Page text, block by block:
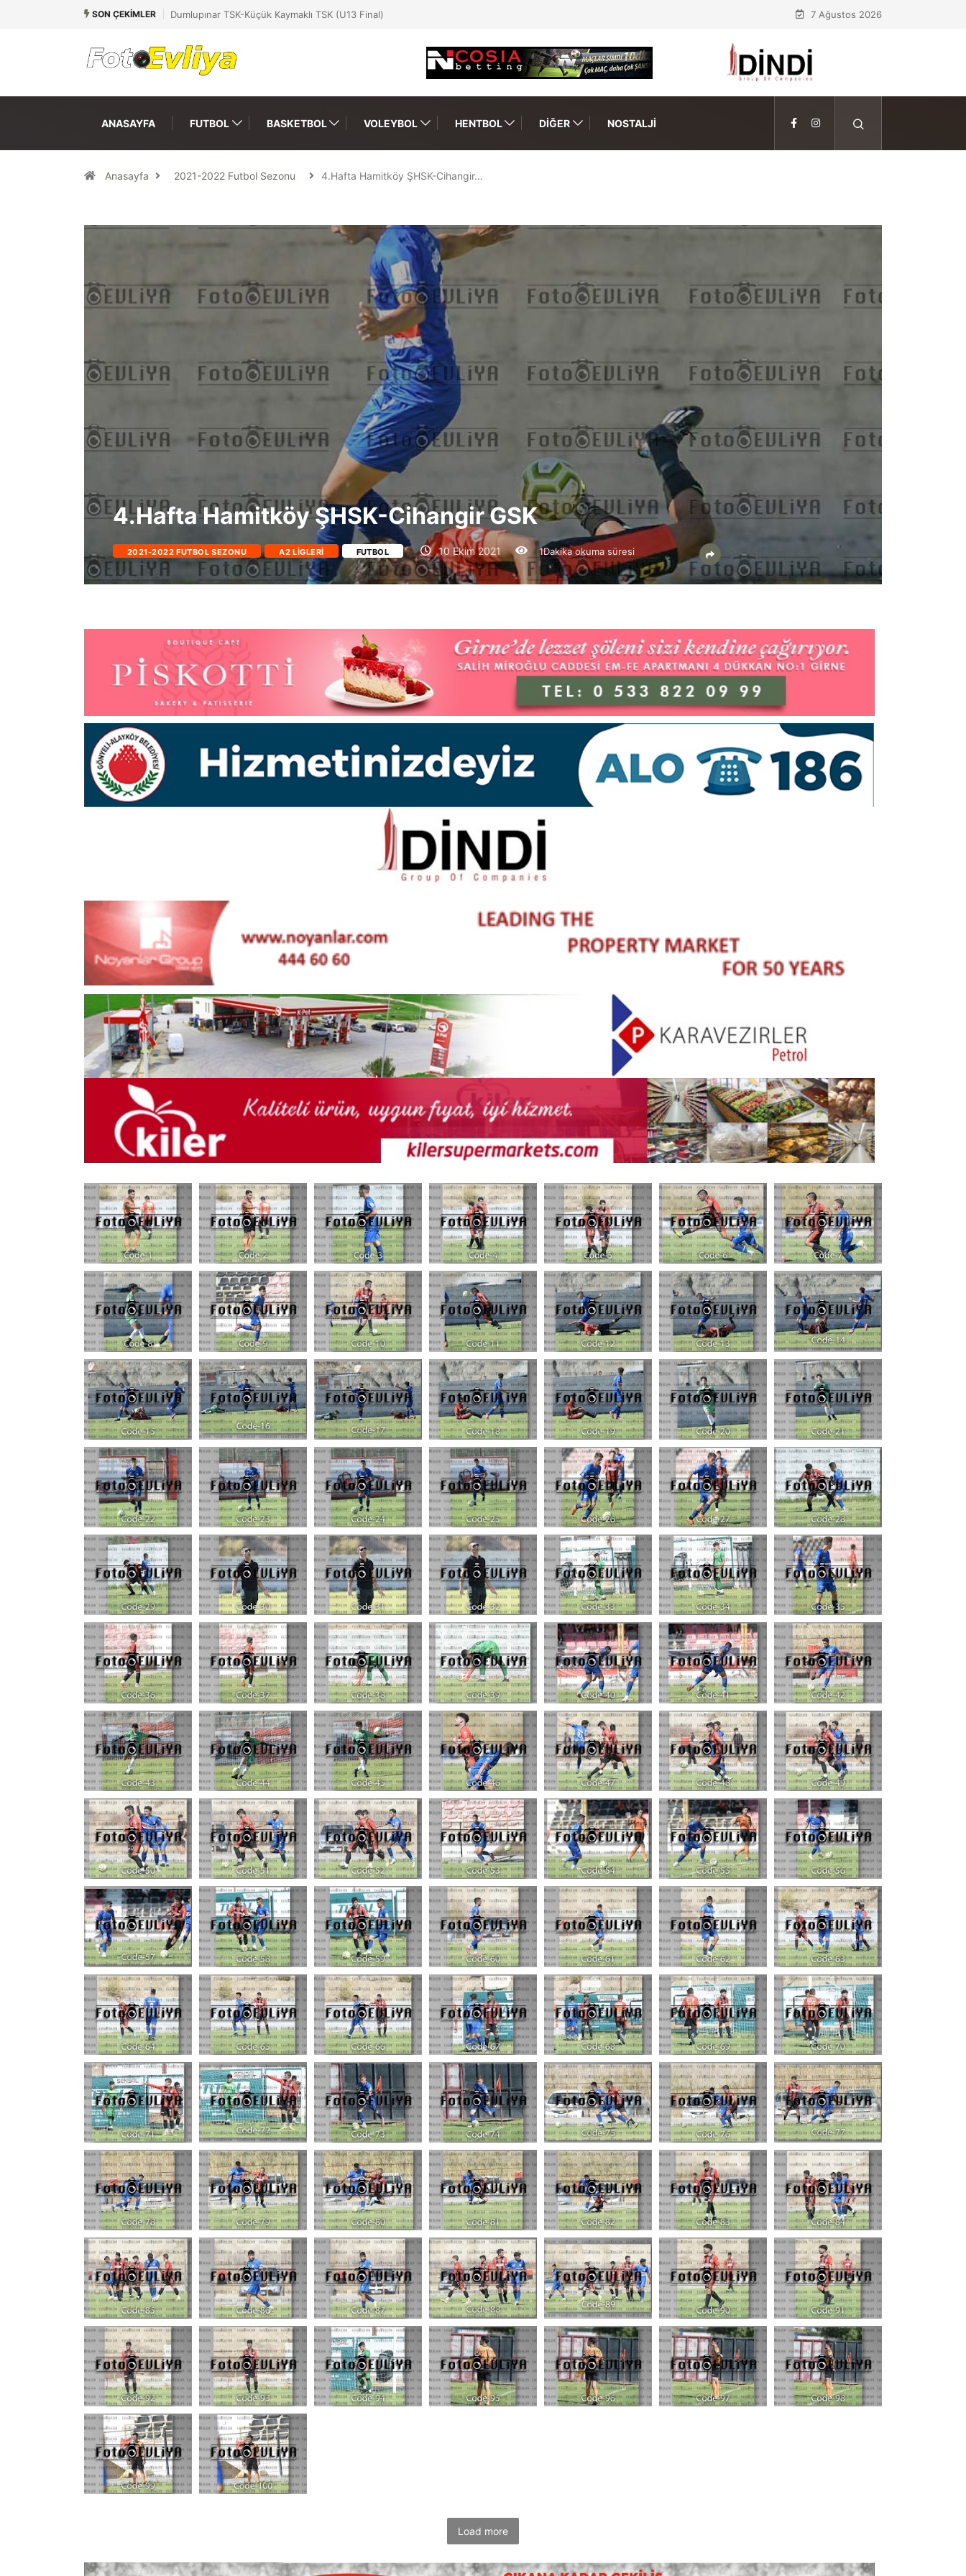
SON ÇEKIMLER Dumlupınar TSK-Küçük Kaymaklı TSK (U13 Final) 7 Ağustos 2026
ANASAYFA FUTBOL BASKETBOL VOLEYBOL HENTBOL DIĞER NOSTALJI
Anasayfa 2021-2022 Futbol Sezonu 4.Hafta Hamitköy ŞHSK-Cihangir…
4.Hafta Hamitköy ŞHSK-Cihangir GSK
2021-2022 FUTBOL SEZONU A2 LIGLERI FUTBOL 10 Ekim 2021 1Dakika okuma süresi
Load more